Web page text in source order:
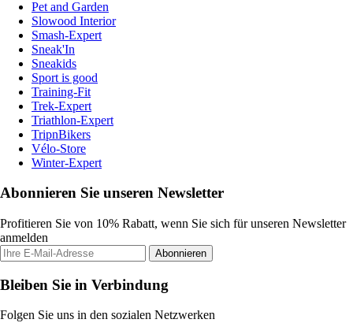
Pet and Garden
Slowood Interior
Smash-Expert
Sneak'In
Sneakids
Sport is good
Training-Fit
Trek-Expert
Triathlon-Expert
TripnBikers
Vélo-Store
Winter-Expert
Abonnieren Sie unseren Newsletter
Profitieren Sie von 10% Rabatt, wenn Sie sich für unseren Newsletter
anmelden
Abonnieren
Bleiben Sie in Verbindung
Folgen Sie uns in den sozialen Netzwerken